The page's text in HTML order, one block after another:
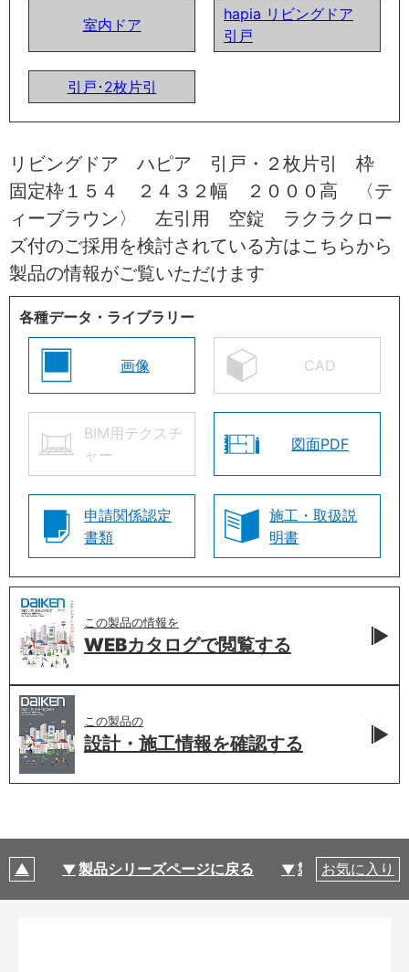
室内ドア
hapia リビングドア
引戸
引戸･2枚片引
リビングドア ハピア 引戸・２枚片引 枠
固定枠１５４ ２４３２幅 ２０００高 〈テ
ィーブラウン〉 左引用 空錠 ラクラクロー
ズ付のご採用を検討されている方はこちらから
製品の情報がご覧いただけます
各種データ・ライブラリー
画像 CAD
BIM用テクスチ
ャー
図面PDF
申請関係認定
書類
施工・取扱説
明書
この製品の情報を
WEBカタログで閲覧する
この製品の
設計・施工情報を確認する
製品シリーズページに戻る 製品仕様
お気に入り